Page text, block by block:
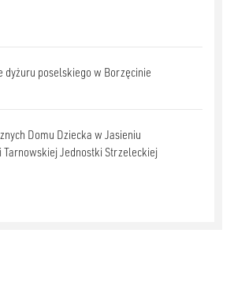
dyżuru poselskiego w Borzęcinie
Domu Dziecka w Jasieniu
Jednostki Strzeleckiej